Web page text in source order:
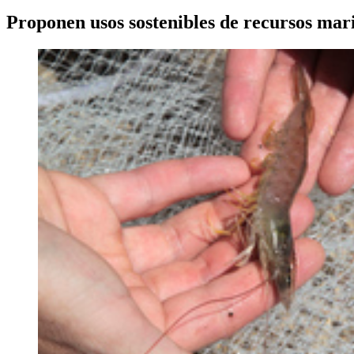
Proponen usos sostenibles de recursos